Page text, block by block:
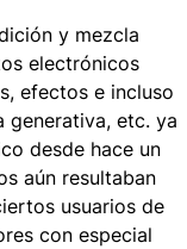
y mezcla
electrónicos
efectos e incluso
generativa, etc. ya
desde hace un
aún resultaban
usuarios de
con especial